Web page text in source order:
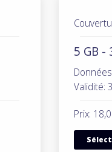
5 GB -
Validité:
Prix: